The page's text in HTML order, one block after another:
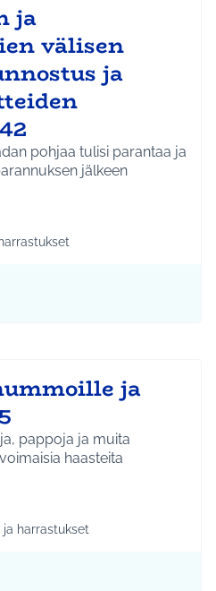
ja
välisen
ja
pohjaa tulisi parantaa ja
jälkeen
Kellokoski
teeman mukaan: Liikunta ja
ja
pappoja ja muita
haasteita
Koko Tuusula
teeman mukaan: Liikunta ja
ja harrastukset